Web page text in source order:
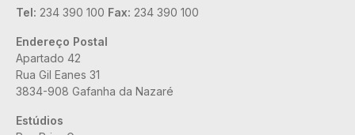
Tel: 234 390 100 Fax: 234 390 100
Endereço Postal
Apartado 42
Rua Gil Eanes 31
3834-908 Gafanha da Nazaré
Estúdios